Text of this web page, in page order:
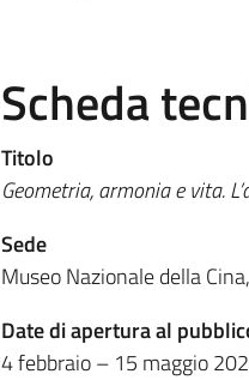
Scheda
Titolo
Geometria, armonia e vita.
Sede
Museo Nazionale della
Date di apertura al
4 febbraio – 15 maggio